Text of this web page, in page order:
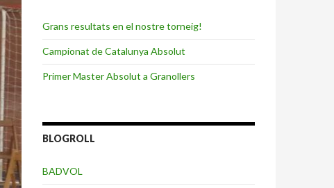
Grans resultats en el nostre torneig!
Campionat de Catalunya Absolut
Primer Master Absolut a Granollers
BLOGROLL
BADVOL